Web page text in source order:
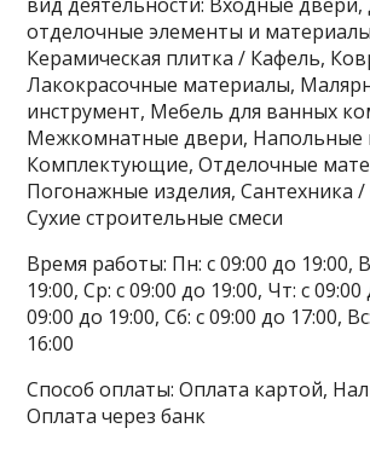
вид деятельности: Входные
отделочные элементы и
Керамическая плитка / Кафель,
Лакокрасочные материалы,
инструмент, Мебель для ванных
Межкомнатные двери, Напольные
Комплектующие, Отделочные
Погонажные изделия, Сантехника /
Сухие строительные смеси
Время работы: Пн: с 09:00 до 19:00,
19:00, Ср: с 09:00 до 19:00, Чт: с
09:00 до 19:00, Сб: с 09:00 до 17:00,
16:00
Способ оплаты: Оплата картой,
Оплата через банк